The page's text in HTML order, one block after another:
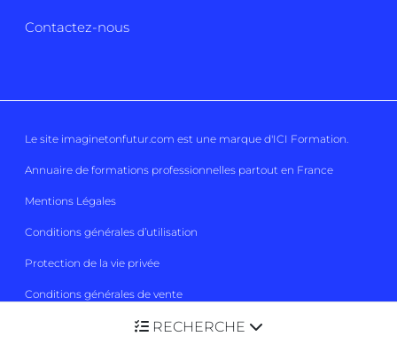
RECHERCHE
Contactez-nous
Le site imaginetonfutur.com est une marque d'ICI Formation.
Annuaire de formations professionnelles partout en France
Mentions Légales
Conditions générales d’utilisation
Protection de la vie privée
Conditions générales de vente